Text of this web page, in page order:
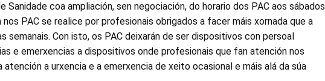
Sanidade coa ampliación, sen negociación, do horario dos PAC aos sábados
PAC se realice por profesionais obrigados a facer máis xornada que a
semanais. Con isto, os PAC deixarán de ser dispositivos con persoal
e emerxencias a dispositivos onde profesionais que fan atención nos
a urxencia e a emerxencia de xeito ocasional e máis alá da súa